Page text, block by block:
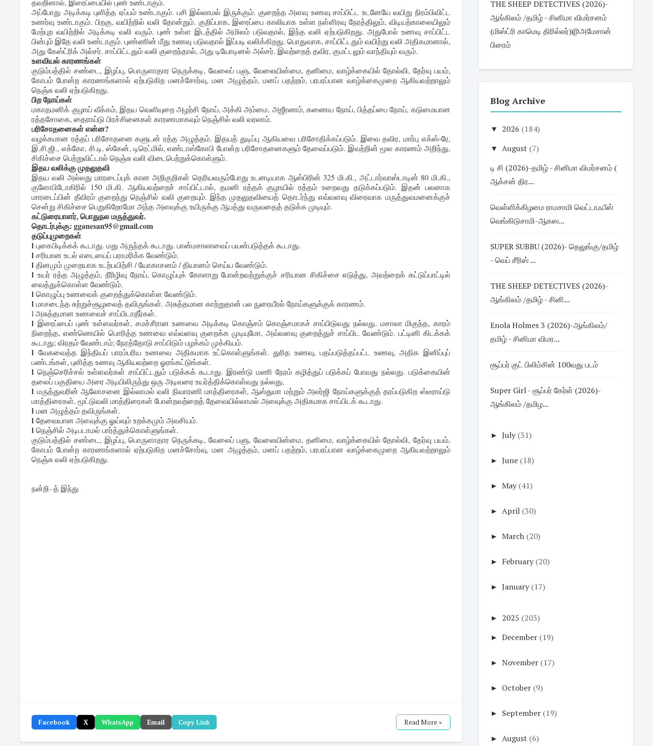
தவறினால், இரைப்பையில் புண் உண்டாகும்.
அப்போது அடிக்கடி புளித்த ஏப்பம் உண்டாகும். பசி இல்லாமல் இருக்கும். குறைந்த அளவு உணவு சாப்பிட்ட உடனேயே வயிறு நிரம்பிவிட்ட
உணர்வு உண்டாகும். பிறகு, வயிற்றில் வலி தோன்றும். குறிப்பாக, இரைப்பை காலியாக உள்ள நள்ளிரவு நேரத்திலும், விடியற்காலையிலும்
மேற்புற வயிற்றில் அடிக்கடி வலி வரும். புண் உள்ள இடத்தில் அமிலம் படுவதால், இந்த வலி ஏற்படுகிறது. அதுபோல் உணவு சாப்பிட்ட
பின்பும் இதே வலி உண்டாகும். புண்ணின் மீது உணவு படுவதால் இப்படி வலிக்கிறது. பொதுவாக, சாப்பிட்டதும் வயிற்று வலி அதிகமானால்,
அது கேஸ்ட்ரிக் அல்சர். சாப்பிட்டதும் வலி குறைந்தால், அது டியோடினல் அல்சர். இவற்றைத் தவிர, குமட்டலும் வாந்தியும் வரும்.
உளவியல் காரணங்கள்
குடும்பத்தில் சண்டை, இழப்பு, பொருளாதார நெருக்கடி, வேலைப் பளு, வேலையின்மை, தனிமை, வாழ்க்கையில் தோல்வி, தேர்வு பயம்,
கோபம் போன்ற காரணங்களால் ஏற்படுகிற மனச்சோர்வு, மன அழுத்தம், மனப் பதற்றம், பரபரப்பான வாழ்க்கைமுறை ஆகியவற்றாலும்
நெஞ்சு வலி ஏற்படுகிறது.
பிற நோய்கள்
மகாதமனிக் குழாய் வீக்கம், இதய வெளியுறை அழற்சி நோய், அக்கி அம்மை, அஜீரணம், கணைய நோய், பித்தப்பை நோய், கடுமையான
ரத்தசோகை, தைராய்டு பிரச்சினைகள் காரணமாகவும் நெஞ்சில் வலி வரலாம்.
பரிசோதனைகள் என்ன?
வழக்கமான ரத்தப் பரிசோதனை களுடன் ரத்த அழுத்தம், இதயத் துடிப்பு ஆகியவை பரிசோதிக்கப்படும். இவை தவிர, மார்பு எக்ஸ்-ரே,
இ.சி.ஜி., எக்கோ, சி.டி. ஸ்கேன், டிரெட்மில், எண்டாஸ்கோபி போன்ற பரிசோதனைகளும் தேவைப்படும். இவற்றின் மூல காரணம் அறிந்து,
சிகிச்சை பெற்றுவிட்டால் நெஞ்சு வலி விடைபெற்றுக்கொள்ளும்.
இதய வலிக்கு முதலுதவி
இதய வலி அல்லது மாரடைப்புக் கான அறிகுறிகள் தெரியவரும்போது உடனடியாக ஆஸ்பிரின் 325 மி.கி., அட்டார்வாஸ்டாடின் 80 மி.கி.,
குளோபிடோகிரில் 150 மி.கி. ஆகியவற்றைச் சாப்பிட்டால், தமனி ரத்தக் குழாயில் ரத்தம் உறைவது தடுக்கப்படும். இதன் பலனாக
மாரடைப்பின் தீவிரம் குறைந்து நெஞ்சில் வலி குறையும். இந்த முதலுதவியைத் தொடர்ந்து எவ்வளவு விரைவாக மருத்துவமனைக்குச்
சென்று சிகிச்சை பெறுகிறோமோ அந்த அளவுக்கு உயிருக்கு ஆபத்து வருவதைத் தடுக்க முடியும்.
கட்டுரையாளர், பொதுநல மருத்துவர்.
தொடர்புக்கு:gganesan95@gmail.com
தடுப்புமுறைகள்
lபுகைபிடிக்கக் கூடாது. மது அருந்தக் கூடாது. பான்மசாலாவைப் பயன்படுத்தக் கூடாது.
lசரியான உடல் எடையைப் பராமரிக்க வேண்டும்.
lதினமும் முறையாக உடற்பயிற்சி / யோகாசனம் / தியானம் செய்ய வேண்டும்.
l உயர் ரத்த அழுத்தம், நீரிழிவு நோய், கொழுப்புக் கோளாறு போன்றவற்றுக்குச் சரியான சிகிச்சை எடுத்து, அவற்றைக் கட்டுப்பாட்டில்
வைத்துக்கொள்ள வேண்டும்.
lகொழுப்பு உணவைக் குறைத்துக்கொள்ள வேண்டும்.
lமாசடைந்த சுற்றுச்சூழலைத் தவிருங்கள். அசுத்தமான காற்றுதான் பல நுரையீரல் நோய்களுக்குக் காரணம்.
l அசுத்தமான உணவைச் சாப்பிடாதீர்கள்.
l இரைப்பைப் புண் உள்ளவர்கள், சமச்சீரான உணவை அடிக்கடி கொஞ்சம் கொஞ்சமாகச் சாப்பிடுவது நல்லது. மசாலா மிகுந்த, காரம்
நிறைந்த, எண்ணெயில் பொரித்த உணவை எவ்வளவு குறைக்க முடியுமோ, அவ்வளவு குறைத்துச் சாப்பிட வேண்டும். பட்டினி கிடக்கக்
கூடாது; விரதம் வேண்டாம்; நேரத்தோடு சாப்பிடும் பழக்கம் முக்கியம்.
l வேகவைத்த இந்தியப் பாரம்பரிய உணவை அதிகமாக உட்கொள்ளுங்கள். துரித உணவு, பதப்படுத்தப்பட்ட உணவு, அதிக இனிப்புப்
பண்டங்கள், புளித்த உணவு ஆகியவற்றை ஓரங்கட்டுங்கள்.
lநெஞ்செரிச்சல் உள்ளவர்கள் சாப்பிட்டதும் படுக்கக் கூடாது. இரண்டு மணி நேரம் கழித்துப் படுக்கப் போவது நல்லது. படுக்கையின்
தலைப் பகுதியை அரை அடியிலிருந்து ஒரு அடிவரை உயர்த்திக்கொள்வது நல்லது,
l மருத்துவரின் ஆலோசனை இல்லாமல் வலி நிவாரணி மாத்திரைகள், ஆஸ்துமா மற்றும் அலர்ஜி நோய்களுக்குத் தரப்படுகிற ஸ்டீராய்டு
மாத்திரைகள், மூட்டுவலி மாத்திரைகள் போன்றவற்றைத் தேவையில்லாமல் அளவுக்கு அதிகமாக சாப்பிடக் கூடாது.
lமன அழுத்தம் தவிருங்கள்.
lதேவையான அளவுக்கு ஓய்வும் உறக்கமும் அவசியம்.
lநெஞ்சில் அடிபடாமல் பார்த்துக்கொள்ளுங்கள்.
குடும்பத்தில் சண்டை, இழப்பு, பொருளாதார நெருக்கடி, வேலைப் பளு, வேலையின்மை, தனிமை, வாழ்க்கையில் தோல்வி, தேர்வு பயம்,
கோபம் போன்ற காரணங்களால் ஏற்படுகிற மனச்சோர்வு, மன அழுத்தம், மனப் பதற்றம், பரபரப்பான வாழ்க்கைமுறை ஆகியவற்றாலும்
நெஞ்சு வலி ஏற்படுகிறது.
நன்றி- த் இந்து
Facebook X WhatsApp Email Copy Link Read More »
THE SHEEP DETECTIVES (2026)-
ஆங்கிலம் /தமிழ் - சினிமா விமர்சனம்
(மிஸ்ட்ரி காமெடி திரில்லர்)@அமேசான்
பிரைம்
Blog Archive
▼ 2026 (184)
▼ August (7)
டி சி (2026)-தமிழ் - சினிமா விமர்சனம் (
ஆக்சன் திர...
வெள்ளிக்கிழமை ராமசாமி வெட்டாஃபீஸ்
வெங்கிடுசாமி-ஆகஸ...
SUPER SUBBU (2026)- தெலுங்கு/தமிழ்
- வெப் சீரிஸ் ...
THE SHEEP DETECTIVES (2026)-
ஆங்கிலம் /தமிழ் - சினி...
Enola Holmes 3 (2026)-ஆங்கிலம்/
தமிழ் - சினிமா விமர...
சூப்பர் குட் பிலிம்சின் 100வது படம்
Super Girl - சூப்பர் கேர்ள் (2026)-
ஆங்கிலம் /தமிழ...
► July (31)
► June (18)
► May (41)
► April (30)
► March (20)
► February (20)
► January (17)
► 2025 (203)
► December (19)
► November (17)
► October (9)
► September (19)
► August (6)